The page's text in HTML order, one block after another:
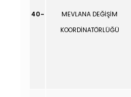
40-
MEVLANA DEĞİŞİM
KOORDİNATÖRLÜĞÜ